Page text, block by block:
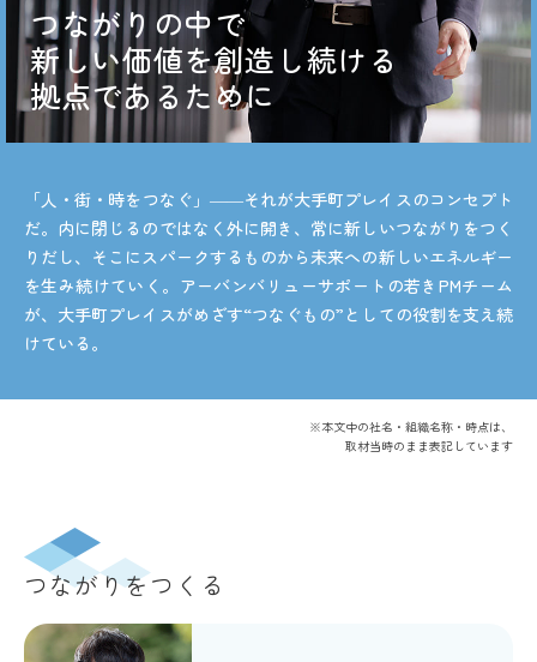
つながりの中で
新しい価値を創造し続ける
拠点であるために
「人・街・時をつなぐ」――それが大手町プレイスのコンセプト
だ。内に閉じるのではなく外に開き、常に新しいつながりをつく
りだし、そこにスパークするものから未来への新しいエネルギー
を生み続けていく。アーバンバリューサポートの若きPMチーム
が、大手町プレイスがめざす“つなぐもの”としての役割を支え続
けている。
※本文中の社名・組織名称・時点は、
取材当時のまま表記しています
つながりをつくる